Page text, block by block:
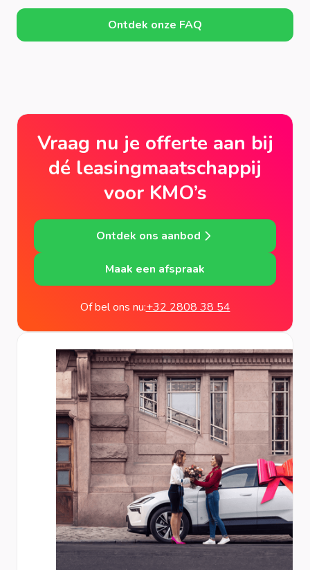
Ontdek onze FAQ
Vraag nu je offerte aan bij
dé leasingmaatschappij
voor KMO’s
Ontdek ons aanbod
Maak een afspraak
Of bel ons nu:+32 2808 38 54